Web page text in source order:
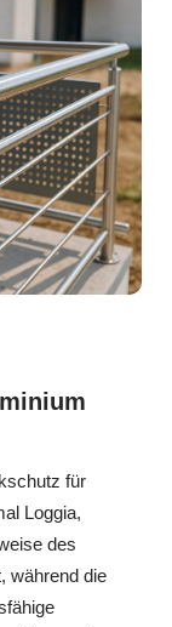
für
Loggia,
des
während die